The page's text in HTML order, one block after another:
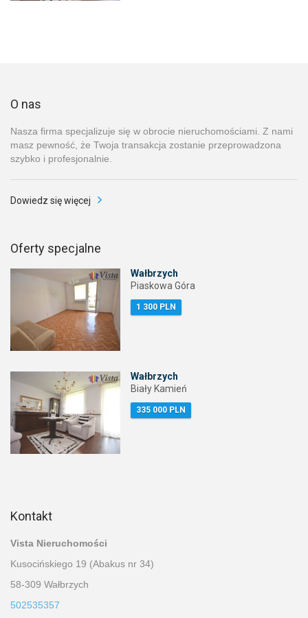
O nas
Nasza firma specjalizuje się w obrocie nieruchomościami. Z nami
masz pewność, że Twoja transakcja zostanie przeprowadzona
szybko i profesjonalnie.
Dowiedz się więcej
Oferty specjalne
Wałbrzych
Piaskowa Góra
1 300 PLN
Wałbrzych
Biały Kamień
335 000 PLN
Kontakt
Vista Nieruchomości
Kusocińskiego 19 (Abakus nr 34)
58-309 Wałbrzych
502535357